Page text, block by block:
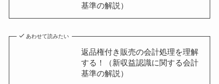
基準の解説）
あわせて読みたい
返品権付き販売の会計処理を理解
する！（新収益認識に関する会計
基準の解説）